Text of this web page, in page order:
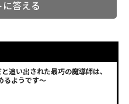
に答える
追い出された最巧の魔導師は、
るようです～